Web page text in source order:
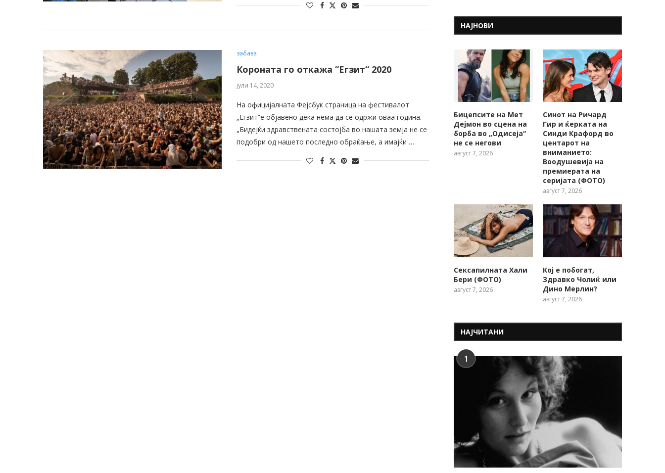
забава
Короната го откажа “Егзит“ 2020
јули 14, 2020
На официјалната Фејсбук страница на фестивалот
„Егзит“е објавено дека нема да се одржи оваа година.
„Бидејќи здравствената состојба во нашата земја не се
подобри од нашето последно обраќање, а имајќи …
НАЈНОВИ
Бицепсите на Мет
Дејмон во сцена на
борба во „Одисеја“
не се негови
август 7, 2026
Синот на Ричард
Гир и ќерката на
Синди Крафорд во
центарот на
вниманието:
Воодушевија на
премиерата на
серијата (ФОТО)
август 7, 2026
Сексапилната Хали
Бери (ФОТО)
август 7, 2026
Кој е побогат,
Здравко Чолиќ или
Дино Мерлин?
август 7, 2026
НАЈЧИТАНИ
1